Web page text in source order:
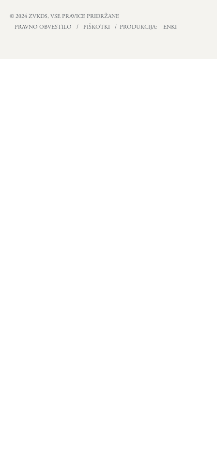
© 2024 ZVKDS, VSE PRAVICE PRIDRŽANE
PRAVNO OBVESTILO
/ PIŠKOTKI / PRODUKCIJA: ENKI